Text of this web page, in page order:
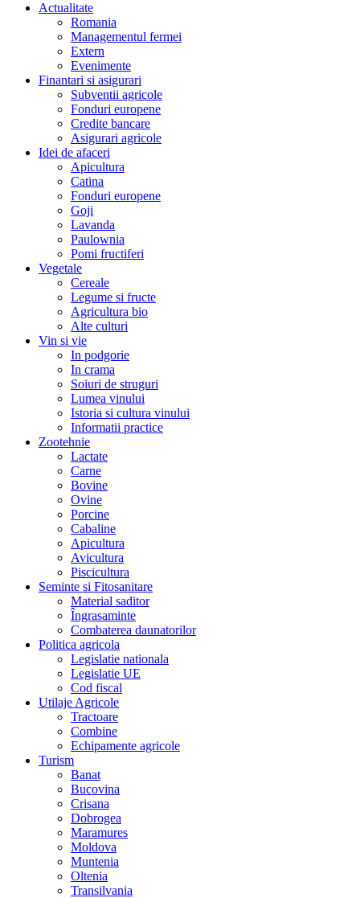
Actualitate
Romania
Managementul fermei
Extern
Evenimente
Finantari si asigurari
Subventii agricole
Fonduri europene
Credite bancare
Asigurari agricole
Idei de afaceri
Apicultura
Catina
Fonduri europene
Goji
Lavanda
Paulownia
Pomi fructiferi
Vegetale
Cereale
Legume si fructe
Agricultura bio
Alte culturi
Vin si vie
In podgorie
In crama
Soiuri de struguri
Lumea vinului
Istoria si cultura vinului
Informatii practice
Zootehnie
Lactate
Carne
Bovine
Ovine
Porcine
Cabaline
Apicultura
Avicultura
Piscicultura
Seminte si Fitosanitare
Material saditor
Îngrasaminte
Combaterea daunatorilor
Politica agricola
Legislatie nationala
Legislatie UE
Cod fiscal
Utilaje Agricole
Tractoare
Combine
Echipamente agricole
Turism
Banat
Bucovina
Crisana
Dobrogea
Maramures
Moldova
Muntenia
Oltenia
Transilvania